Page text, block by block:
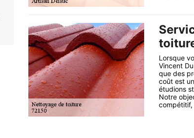
Lorsque
Vincent
que des
coût est
étudions
Notre
compétitif,